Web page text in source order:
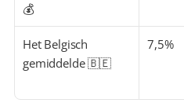
💰
Het Belgisch
gemiddelde 🇧🇪
7,5%